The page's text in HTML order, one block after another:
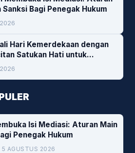
Sanksi Bagi Penegak Hukum
Hari Kemerdekaan dengan
Satukan Hati untuk
Isi Mediasi: Aturan Main
Penegak Hukum
5 AGUSTUS 2026